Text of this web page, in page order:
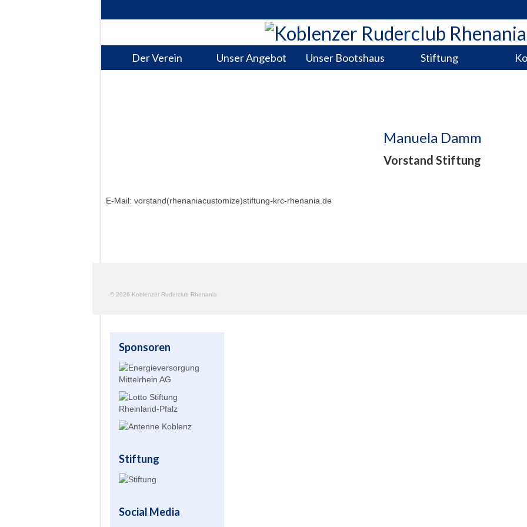
Der Verein Unser Angebot Unser Bootshaus Stiftung
Manuela Damm
Vorstand Stiftung
E-Mail: vorstand(rhenaniacustomize)stiftung-krc-rhenania.de
© 2026 Koblenzer Ruderclub Rhenania
Sponsoren
Stiftung
Social Media